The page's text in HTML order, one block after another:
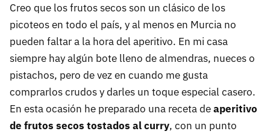
Creo que los frutos secos son un clásico de los
picoteos en todo el país, y al menos en Murcia no
pueden faltar a la hora del aperitivo. En mi casa
siempre hay algún bote lleno de almendras, nueces o
pistachos, pero de vez en cuando me gusta
comprarlos crudos y darles un toque especial casero.
En esta ocasión he preparado una receta deaperitivo
de frutos secos tostados al curry, con un punto